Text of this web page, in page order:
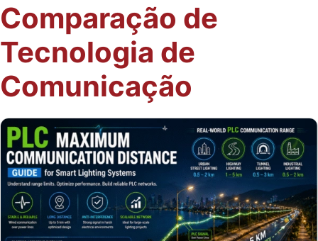
Comparação de
Tecnologia de
Comunicação